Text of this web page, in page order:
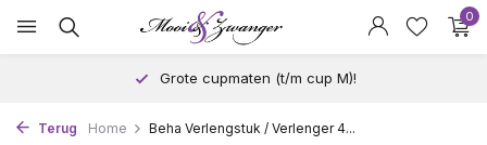
0
Grote cupmaten (t/m cup M)!
Terug Home Beha Verlengstuk / Verlenger 4...